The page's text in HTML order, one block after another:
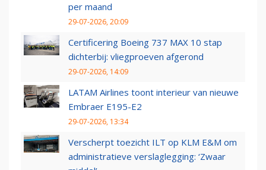
per maand
29-07-2026, 20:09
Certificering Boeing 737 MAX 10 stap
dichterbij: vliegproeven afgerond
29-07-2026, 14:09
LATAM Airlines toont interieur van nieuwe
Embraer E195-E2
29-07-2026, 13:34
Verscherpt toezicht ILT op KLM E&M om
administratieve verslaglegging: ‘Zwaar